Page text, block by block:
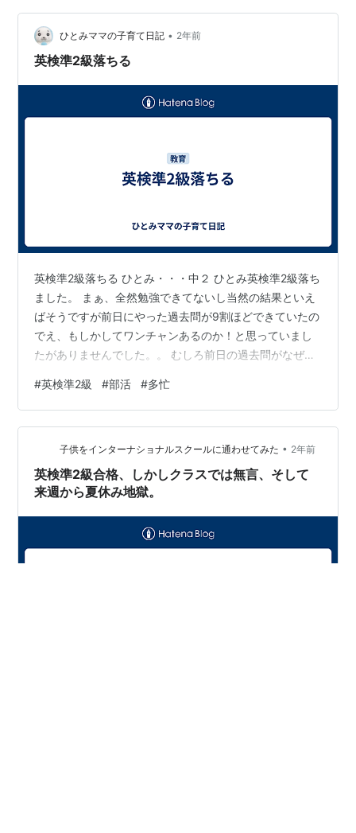
ね。 2級の合格ライン超えてるし！( ﾟДﾟ) まだ二次試験
がこれからなので、準2級すら取得していませんが… 自称
「英検2級（一次試験のみ）合格」 ってことで( ´艸｀) …
ひとみママの子育て日記 • 2年前
英検準2級落ちる
英検準2級落ちる ひとみ・・・中２ ひとみ英検準2級落ち
ました。 まぁ、全然勉強できてないし当然の結果といえ
ばそうですが前日にやった過去問が9割ほどできていたの
でえ、もしかしてワンチャンあるのか！と思っていまし
たがありませんでした。。 むしろ前日の過去問がなぜあ
私の愚痴になりますがもうね、全然勉強する時間が取れ
ないんですよ、 検定をちゃんと受ける時間がない！！ 部
活がね、忙しすぎます、平日は19時に帰宅（これでも早
いほう、学校から遠い子は19時半とか）土日は必ずどち
らかあるしイベント、行事があって1日拘束されます、 ど
っと疲れて帰ってくるので…
#英検準2級 #部活 #多忙
子供をインターナショナルスクールに通わせてみた • 2年前
英検準2級合格、しかしクラスでは無言、そして
来週から夏休み地獄。